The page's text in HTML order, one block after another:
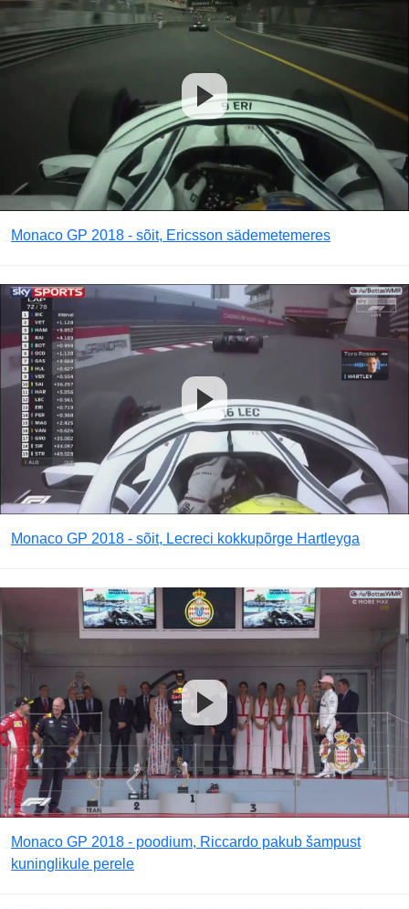
Monaco GP 2018 - sõit, Ericsson sädemetemeres
Monaco GP 2018 - sõit, Lecreci kokkupõrge Hartleyga
Monaco GP 2018 - poodium, Riccardo pakub šampust
kuninglikule perele